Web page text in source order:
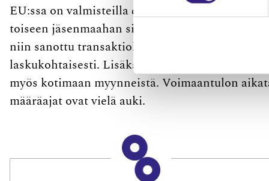
EU:ssa on valmisteilla direktiivi, jossa
toiseen jäsenmaahan silloin, kun asiakkaana
niin sanottu transaktiokohtainen
laskukohtaisesti. Lisäksi jäsenmaa voisi
myös kotimaan myynneistä. Voimaantulon
määräajat ovat vielä auki.